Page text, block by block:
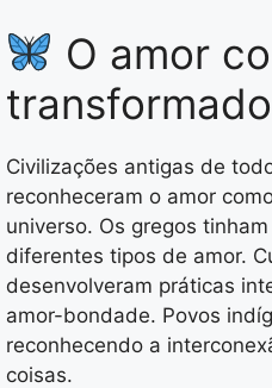
O amor
Civilizações antigas de
reconheceram o amor
universo. Os gregos
diferentes tipos de amor.
desenvolveram práticas
amor-bondade. Povos
reconhecendo a
coisas.